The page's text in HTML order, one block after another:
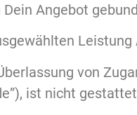
Angebot
Leistung
von
ist nicht